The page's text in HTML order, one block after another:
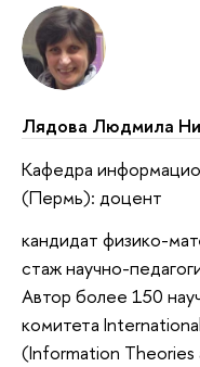
Лядова Людмила
Кафедра
(Пермь): доцент
кандидат физико-
стаж научно-
Автор более 150
комитета
(Information Theories